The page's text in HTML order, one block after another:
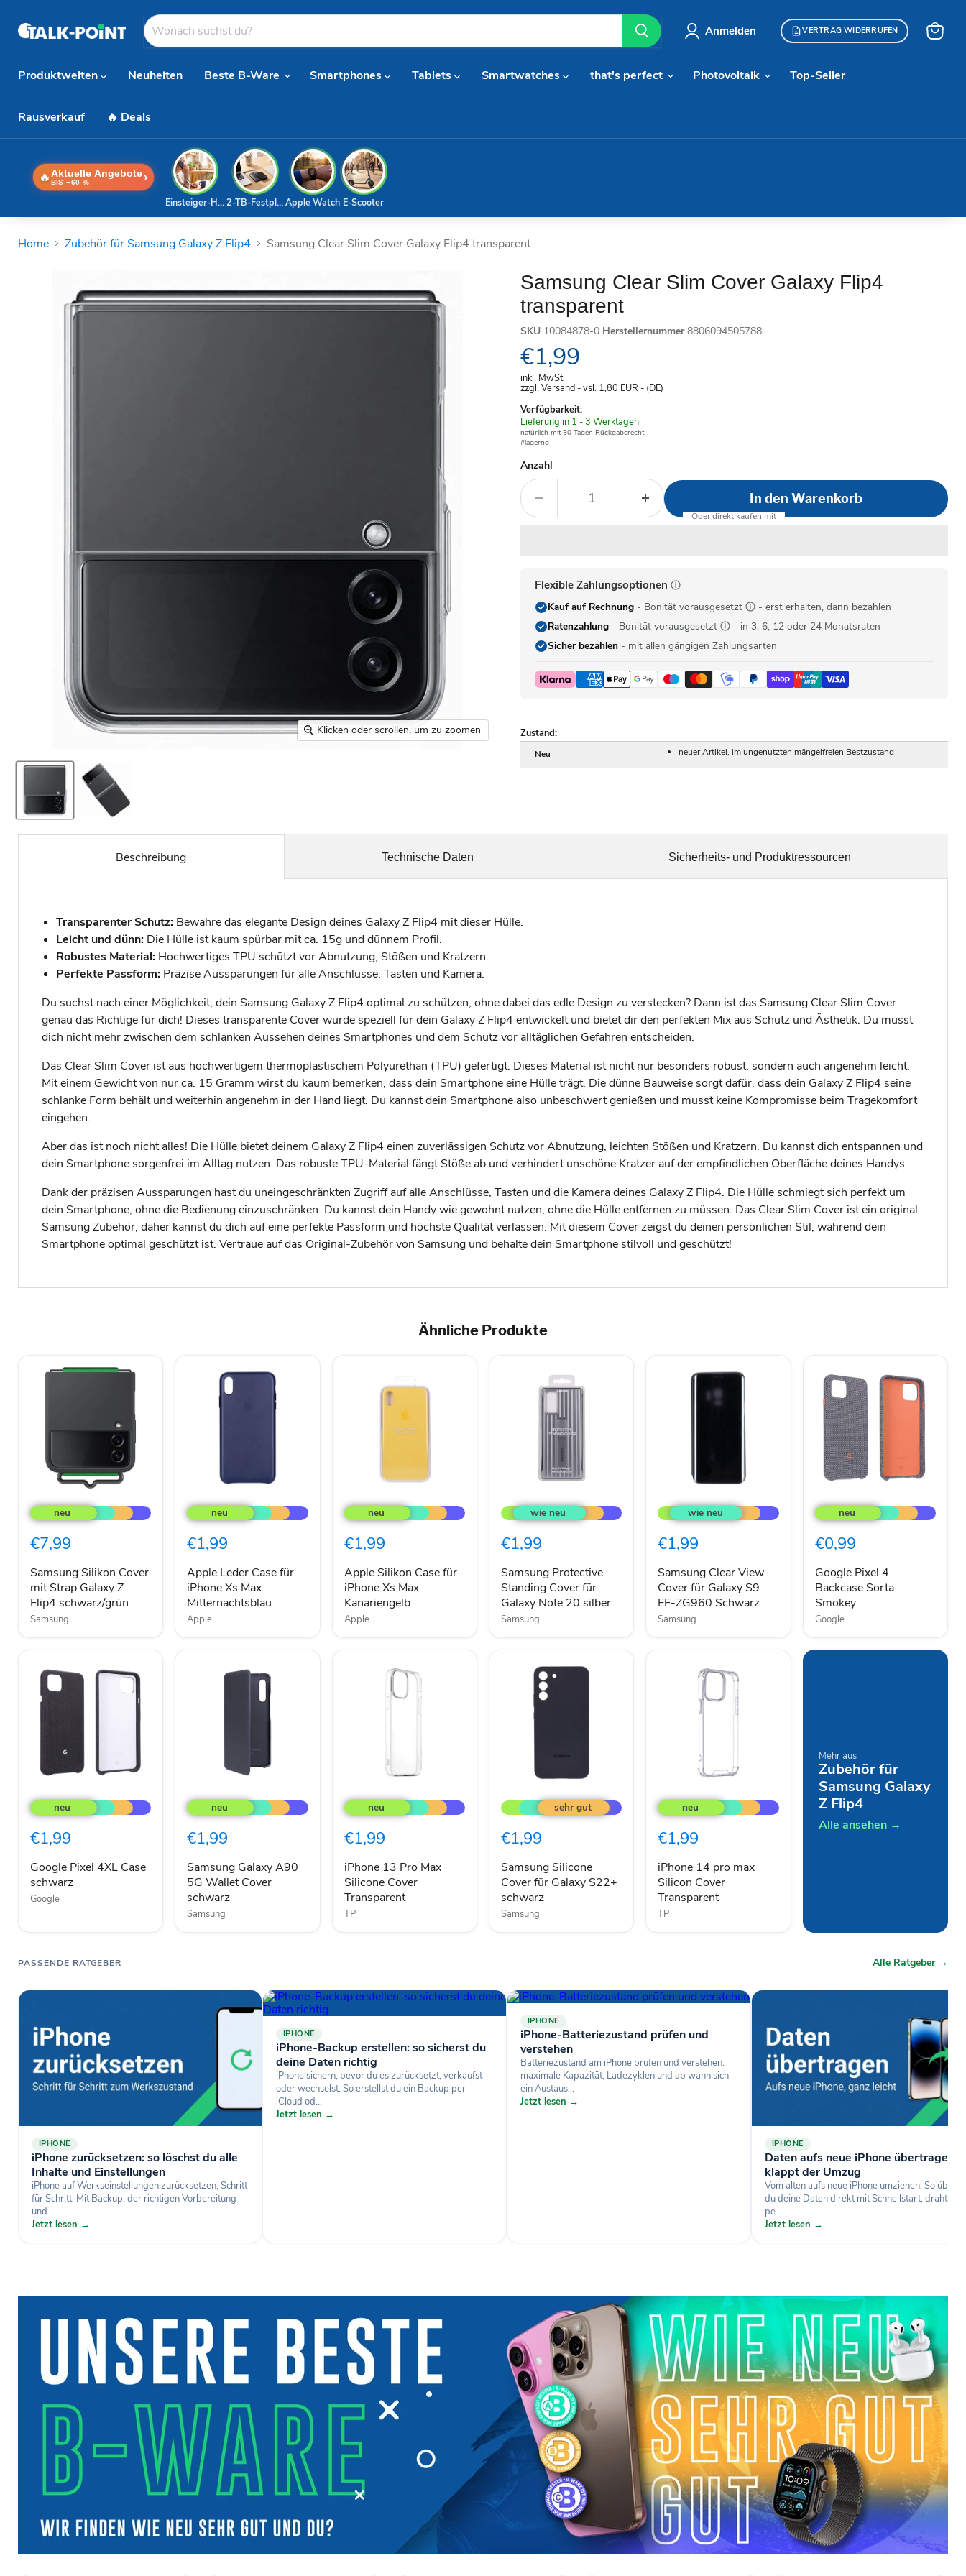
Anmelden VERTRAG WIDERRUFEN
Produktwelten
Neuheiten Beste B-Ware Smartphones Tablets Smartwatches that's perfect Photovoltaik Top-Seller
Rausverkauf 🔥 Deals
🔥 Aktuelle Angebote
BIS −60 % ›
E-Scooter
Apple Watch
2-TB-Festplatte
Einsteiger-Handy
Home Zubehör für Samsung Galaxy Z Flip4 Samsung Clear Slim Cover Galaxy Flip4 transparent
Klicken oder scrollen, um zu zoomen
Samsung Clear Slim Cover Galaxy Flip4
transparent
SKU 10084878-0 Herstellernummer 8806094505788
Aktueller Preis
€1,99
inkl. MwSt.
zzgl. Versand - vsl. 1,80 EUR - (DE)
Verfügbarkeit:
Verfügbar
-
Lieferung in 1 - 3 Werktagen
natürlich mit 30 Tagen Rückgaberecht
#lagernd
Anzahl
In den Warenkorb
Flexible Zahlungsoptionen
Kauf auf Rechnung- Bonität vorausgesetzt
- erst erhalten, dann bezahlen
Ratenzahlung- Bonität vorausgesetzt
- in 3, 6, 12 oder 24 Monatsraten
Sicher bezahlen- mit allen gängigen Zahlungsarten
Zustand:
Neu neuer Artikel, im ungenutzten mängelfreien Bestzustand
Beschreibung
Transparenter Schutz: Bewahre das elegante Design deines Galaxy Z Flip4 mit dieser Hülle.
Leicht und dünn: Die Hülle ist kaum spürbar mit ca. 15g und dünnem Profil.
Robustes Material: Hochwertiges TPU schützt vor Abnutzung, Stößen und Kratzern.
Perfekte Passform: Präzise Aussparungen für alle Anschlüsse, Tasten und Kamera.
Du suchst nach einer Möglichkeit, dein Samsung Galaxy Z Flip4 optimal zu schützen, ohne dabei das edle Design zu verstecken? Dann ist das Samsung Clear Slim Cover
genau das Richtige für dich! Dieses transparente Cover wurde speziell für dein Galaxy Z Flip4 entwickelt und bietet dir den perfekten Mix aus Schutz und Ästhetik. Du musst
dich nicht mehr zwischen dem schlanken Aussehen deines Smartphones und dem Schutz vor alltäglichen Gefahren entscheiden.
Das Clear Slim Cover ist aus hochwertigem thermoplastischem Polyurethan (TPU) gefertigt. Dieses Material ist nicht nur besonders robust, sondern auch angenehm leicht.
Mit einem Gewicht von nur ca. 15 Gramm wirst du kaum bemerken, dass dein Smartphone eine Hülle trägt. Die dünne Bauweise sorgt dafür, dass dein Galaxy Z Flip4 seine
schlanke Form behält und weiterhin angenehm in der Hand liegt. Du kannst dein Smartphone also unbeschwert genießen und musst keine Kompromisse beim Tragekomfort
eingehen.
Aber das ist noch nicht alles! Die Hülle bietet deinem Galaxy Z Flip4 einen zuverlässigen Schutz vor Abnutzung, leichten Stößen und Kratzern. Du kannst dich entspannen und
dein Smartphone sorgenfrei im Alltag nutzen. Das robuste TPU-Material fängt Stöße ab und verhindert unschöne Kratzer auf der empfindlichen Oberfläche deines Handys.
Dank der präzisen Aussparungen hast du uneingeschränkten Zugriff auf alle Anschlüsse, Tasten und die Kamera deines Galaxy Z Flip4. Die Hülle schmiegt sich perfekt um
dein Smartphone, ohne die Bedienung einzuschränken. Du kannst dein Handy wie gewohnt nutzen, ohne die Hülle entfernen zu müssen. Das Clear Slim Cover ist ein original
Samsung Zubehör, daher kannst du dich auf eine perfekte Passform und höchste Qualität verlassen. Mit diesem Cover zeigst du deinen persönlichen Stil, während dein
Smartphone optimal geschützt ist. Vertraue auf das Original-Zubehör von Samsung und behalte dein Smartphone stilvoll und geschützt!
Technische Daten Sicherheits- und Produktressourcen
Ähnliche Produkte
Silikon
Cover
Strap
Z
Flip4
schwarz/grün
€7,99
Samsung Silikon Cover
mit Strap Galaxy Z
Flip4 schwarz/grün
Samsung
Leder
Case
iPhone
Max
Mitternachtsblau
€1,99
Apple Leder Case für
iPhone Xs Max
Mitternachtsblau
Apple
Silikon
Case
iPhone
Max
Kanariengelb
€1,99
Apple Silikon Case für
iPhone Xs Max
Kanariengelb
Apple
Protective
Standing
für
Note
20
silber
€1,99
Samsung Protective
Standing Cover für
Galaxy Note 20 silber
Samsung
Clear
View
für
S9
EF-
ZG960
Schwarz
€1,99
Samsung Clear View
Cover für Galaxy S9
EF-ZG960 Schwarz
Samsung
Pixel
4
Sorta
€0,99
Google Pixel 4
Backcase Sorta
Smokey
Google
Pixel
4XL
schwarz
€1,99
Google Pixel 4XL Case
schwarz
Google
Galaxy
A90
Wallet
schwarz
€1,99
Samsung Galaxy A90
5G Wallet Cover
schwarz
Samsung
13
Pro
Silicone
Transparent
€1,99
iPhone 13 Pro Max
Silicone Cover
Transparent
TP
Silicone
Cover
Galaxy
schwarz
€1,99
Samsung Silicone
Cover für Galaxy S22+
schwarz
Samsung
14
pro
Silicon
Transparent
€1,99
iPhone 14 pro max
Silicon Cover
Transparent
TP
Mehr aus
Zubehör für
Samsung Galaxy
Z Flip4
Alle ansehen →
PASSENDE RATGEBER Alle Ratgeber →
IPHONE
iPhone zurücksetzen: so löschst du alle
Inhalte und Einstellungen
iPhone auf Werkseinstellungen zurücksetzen, Schritt
für Schritt. Mit Backup, der richtigen Vorbereitung
und...
Jetzt lesen →
IPHONE
iPhone-Backup erstellen: so sicherst du
deine Daten richtig
iPhone sichern, bevor du es zurücksetzt, verkaufst
oder wechselst. So erstellst du ein Backup per
iCloud od...
Jetzt lesen →
IPHONE
iPhone-Batteriezustand prüfen und
verstehen
Batteriezustand am iPhone prüfen und verstehen:
maximale Kapazität, Ladezyklen und ab wann sich
ein Austaus...
Jetzt lesen →
IPHONE
Daten aufs neue iPhone übertragen:
klappt der Umzug
Vom alten aufs neue iPhone umziehen: So
du deine Daten direkt mit Schnellstart, drahtlos
pe...
Jetzt lesen →